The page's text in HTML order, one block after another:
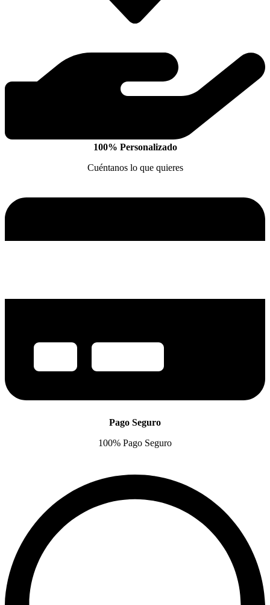
100% Personalizado
Cuéntanos lo que quieres
Pago Seguro
100% Pago Seguro